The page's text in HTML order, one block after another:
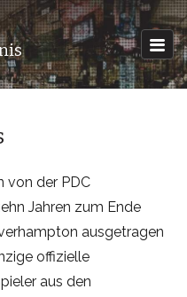
von der PDC
Jahren zum Ende
ausgetragen
offizielle
aus den